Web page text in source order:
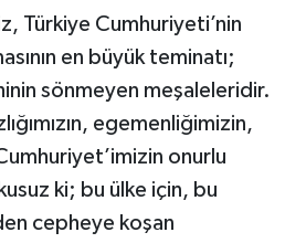
Türkiye Cumhuriyeti’nin
en büyük teminatı;
sönmeyen meşaleleridir.
egemenliğimizin,
onurlu
ki; bu ülke için, bu
cepheye koşan